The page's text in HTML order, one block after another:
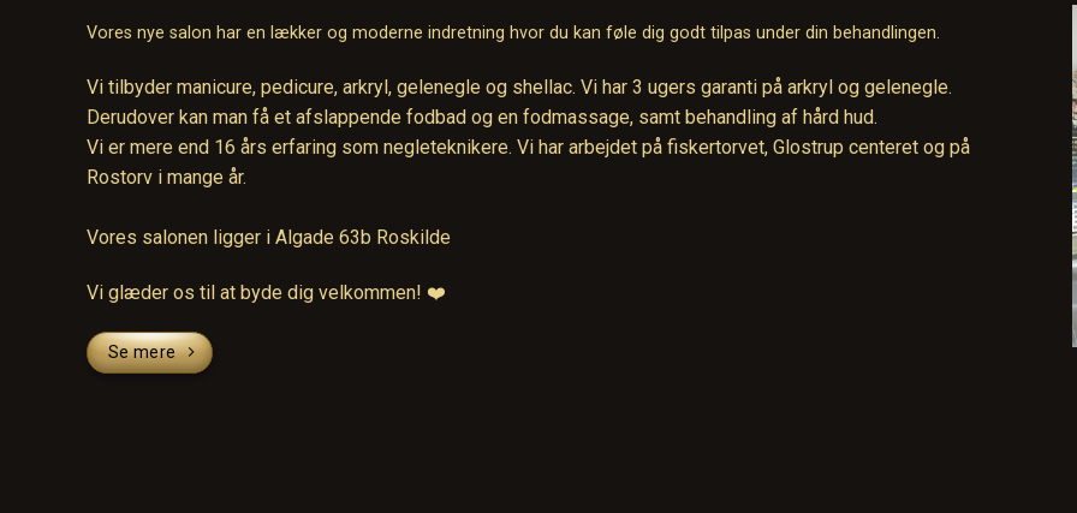
Vores nye salon har en lækker og moderne indretning hvor du kan føle dig godt tilpas under din behandlingen.
Vi tilbyder manicure, pedicure, arkryl, gelenegle og shellac. Vi har 3 ugers garanti på arkryl og gelenegle.
Derudover kan man få et afslappende fodbad og en fodmassage, samt behandling af hård hud.
Vi er mere end 16 års erfaring som negleteknikere. Vi har arbejdet på fiskertorvet, Glostrup centeret og på
Rostorv i mange år.
Vores salonen ligger i Algade 63b Roskilde
Vi glæder os til at byde dig velkommen! ❤️
Se mere